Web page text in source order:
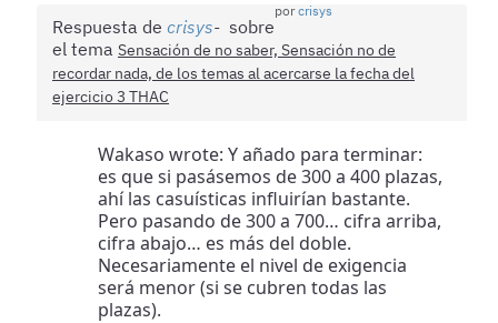
porcrisys
Respuesta de crisys
sobre
el tema Sensación de no saber, Sensación no de
recordar nada, de los temas al acercarse la fecha del
ejercicio 3 THAC
Wakaso wrote: Y añado para terminar:
es que si pasásemos de 300 a 400 plazas,
ahí las casuísticas influirían bastante.
Pero pasando de 300 a 700… cifra arriba,
cifra abajo… es más del doble.
Necesariamente el nivel de exigencia
será menor (si se cubren todas las
plazas).